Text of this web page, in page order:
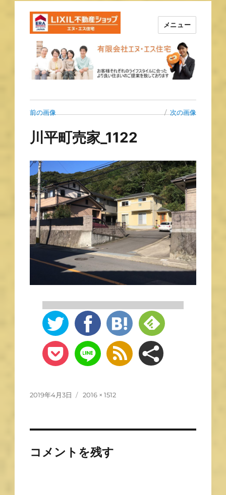
長崎の不動産はエヌ・エス住宅
で！！
メニュー
前の画像 次の画像
川平町売家_1122
2019年4月3日 2016 × 1512
コメントを残す